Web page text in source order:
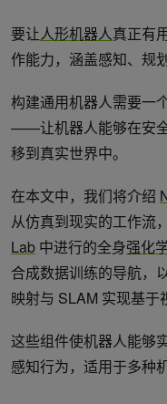
要让人形机器人真正有
作能力，涵盖感知、规
构建通用机器人需要一
——让机器人能够在安
移到真实世界中。
在本文中，我们将介绍
从仿真到现实的工作流
Lab 中进行的全身强化
合成数据训练的导航，
映射与 SLAM 实现基于
这些组件使机器人能够
感知行为，适用于多种